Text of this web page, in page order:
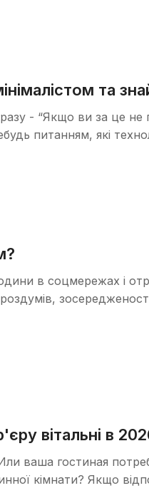
та
- “Якщо ви за це не
питанням, які
в соцмережах і
вітальні в
ваша гостиная
кімнати? Якщо